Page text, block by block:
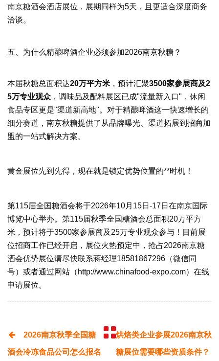
南京糖酒会酒店展位，展期同样为5天，且更适合深度商务
洽谈。
五、为什么精酿啤酒企业必须参加2026南京秋糖？
本届秋糖总面积达20万平方米 ，预计汇聚3500家参展商及2
5万专业观众 ，调味品及配料展区已成"流量新入口"，休闲
食品专区更是"渠道新高地"。对于精酿啤酒这一快速增长的
细分赛道，南京秋糖提供了从品牌曝光、渠道拓展到招商加
盟的一站式解决方案。
黄金展位先到先得，现在就是锁定优势位置的**时机！
第115届全国糖酒会将于2026年10月15日-17日在南京国际
博览中心举办。第115届秋季全国糖酒会总面积20万平方
米，预计将于3500家参展商及25万专业观众参与！目前展
位招商工作已经开启，展位火热预定中，抢占2026南京糖
酒会优势展位请尽快联系蒋经理18581867296（微信同
号）或者通过网站（ http://www.chinafood-expo.com）在线
申请展位。
2026南京秋季全国糖
酒会冷冻食品公司怎么报名
烘焙类企业参展2026南京秋
糖展位需要哪些资质条件？